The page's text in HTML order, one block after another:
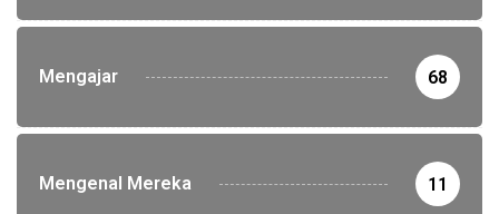
Mengajar 68
Mengenal Mereka 11